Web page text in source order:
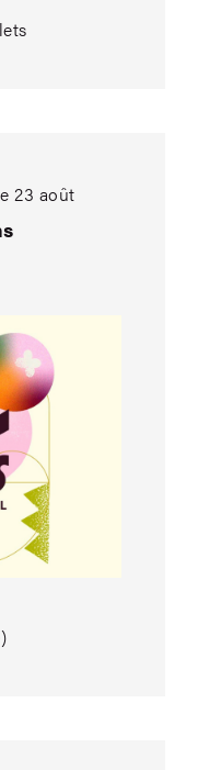
23 août